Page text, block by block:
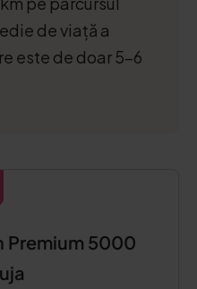
de viață a
este de doar 5–6
Premium 5000